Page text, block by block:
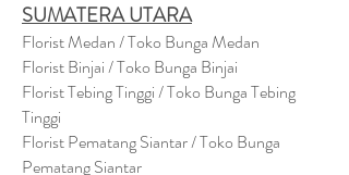
SUMATERA UTARA
Florist Medan / Toko Bunga Medan
Florist Binjai / Toko Bunga Binjai
Florist Tebing Tinggi / Toko Bunga Tebing
Tinggi
Florist Pematang Siantar / Toko Bunga
Pematang Siantar